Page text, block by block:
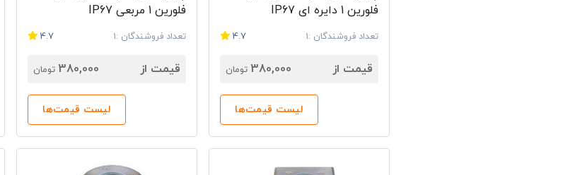
فلورین 1 دایره ای IP67
تعداد فروشندگان :1 4.7
قیمت از 380,000 تومان
لیست قیمت‌ها
فلورین 1 مربعی IP67
تعداد فروشندگان :1 4.7
قیمت از 380,000 تومان
لیست قیمت‌ها